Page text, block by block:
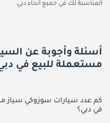
المناسبة لك في جميع أنحاء دبي.
أسئلة وأجوبة عن
مستعملة للبيع في
كم عدد سيارات سوزوكي سياز
في دبي؟